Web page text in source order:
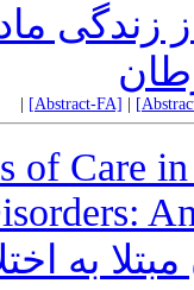
[Abstract-FA]
of Care
به